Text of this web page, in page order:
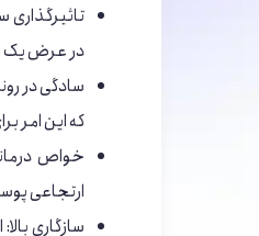
تاثیرگذاری
در عرض یک
سادگی در
که این امر
خواص
ارتجاعی
سازگاری